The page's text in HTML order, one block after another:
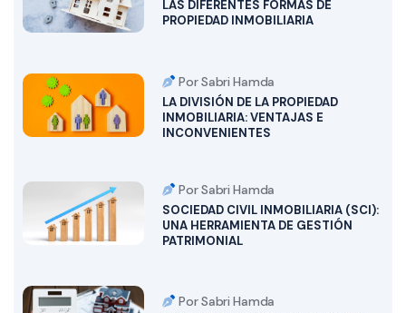
LAS DIFERENTES FORMAS DE
PROPIEDAD INMOBILIARIA
Por Sabri Hamda
LA DIVISIÓN DE LA PROPIEDAD
INMOBILIARIA: VENTAJAS E
INCONVENIENTES
Por Sabri Hamda
SOCIEDAD CIVIL INMOBILIARIA (SCI):
UNA HERRAMIENTA DE GESTIÓN
PATRIMONIAL
Por Sabri Hamda